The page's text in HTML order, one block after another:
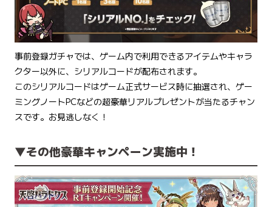
事前登録ガチャでは、ゲーム内で利用できるアイテムやキャラ
クター以外に、シリアルコードが配布されます。
このシリアルコードはゲーム正式サービス時に抽選され、ゲー
ミングノートPCなどの超豪華リアルプレゼントが当たるチャン
スです。お見逃しなく！
▼その他豪華キャンペーン実施中！